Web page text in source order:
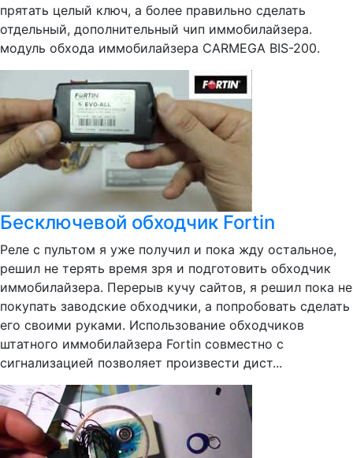
прятать целый ключ, а более правильно сделать
отдельный, дополнительный чип иммобилайзера.
модуль обхода иммобилайзера CARMEGA BIS-200.
Бесключевой обходчик Fortin
Реле с пультом я уже получил и пока жду остальное,
решил не терять время зря и подготовить обходчик
иммобилайзера. Перерыв кучу сайтов, я решил пока не
покупать заводские обходчики, а попробовать сделать
его своими руками. Использование обходчиков
штатного иммобилайзера Fortin совместно с
сигнализацией позволяет произвести дист...